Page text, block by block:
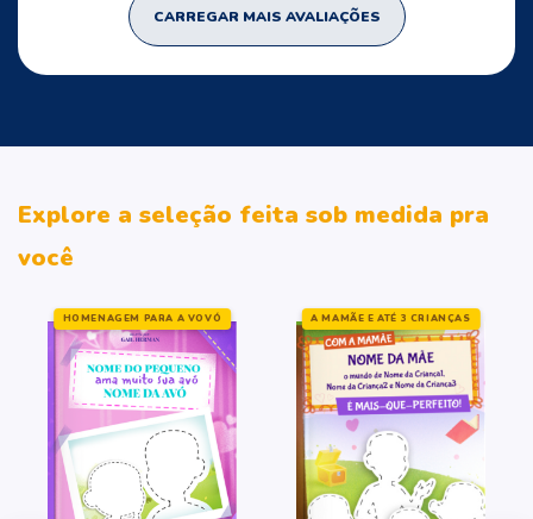
CARREGAR MAIS AVALIAÇÕES
Explore a seleção feita sob medida pra
você
HOMENAGEM PARA A VOVÓ A MAMÃE E ATÉ 3 CRIANÇAS